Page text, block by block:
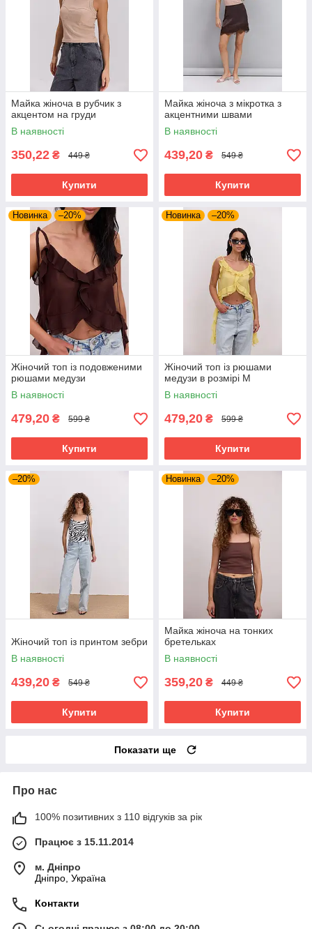
Майка жіноча в рубчик з
акцентом на груди
В наявності
350,22 ₴ 449 ₴
Купити
Майка жіноча з мікротка з
акцентними швами
В наявності
439,20 ₴ 549 ₴
Купити
Новинка –20%
Жіночий топ із подовженими
рюшами медузи
В наявності
479,20 ₴ 599 ₴
Купити
Новинка –20%
Жіночий топ із рюшами
медузи в розмірі М
В наявності
479,20 ₴ 599 ₴
Купити
–20%
Жіночий топ із принтом зебри
В наявності
439,20 ₴ 549 ₴
Купити
Новинка –20%
Майка жіноча на тонких
бретельках
В наявності
359,20 ₴ 449 ₴
Купити
Показати ще
Про нас
100% позитивних з 110 відгуків за рік
Працює з 15.11.2014
м. Дніпро
Дніпро, Україна
Контакти